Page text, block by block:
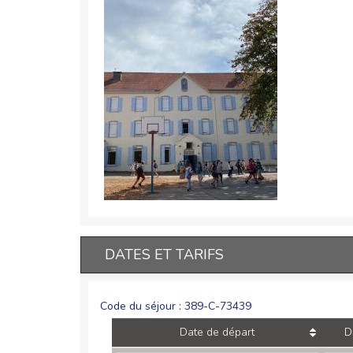
DATES ET TARIFS
Code du séjour : 389-C-73439
Date de départ